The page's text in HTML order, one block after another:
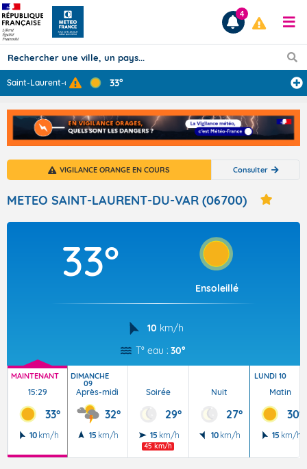
Prévisions
TOUS LES RÉSULTATS
Articles
4
Saint-Laurent-d ... 33°
VIGILANCE ORANGE EN COURS Consulter
METEO SAINT-LAURENT-DU-VAR (06700)
33°
Ensoleillé
10 km/h
T° eau : 30°
MAINTENANT
15:29
33°
10 km/h
DIMANCHE
09
Après-midi
32°
15 km/h
Soirée
29°
15 km/h
45 km/h
Nuit
27°
10 km/h
LUNDI 10
Matin
30°
15 km/h